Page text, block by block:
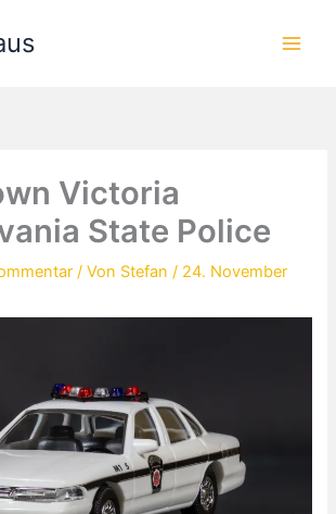
Victoria
State Police
/ Von Stefan/ 24. November